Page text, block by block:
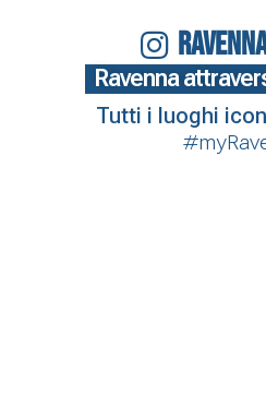
Ravenna
Tutti i luoghi